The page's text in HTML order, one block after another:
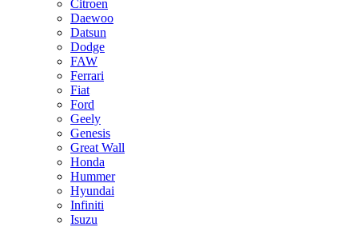
Citroen
Daewoo
Datsun
Dodge
FAW
Ferrari
Fiat
Ford
Geely
Genesis
Great Wall
Honda
Hummer
Hyundai
Infiniti
Isuzu